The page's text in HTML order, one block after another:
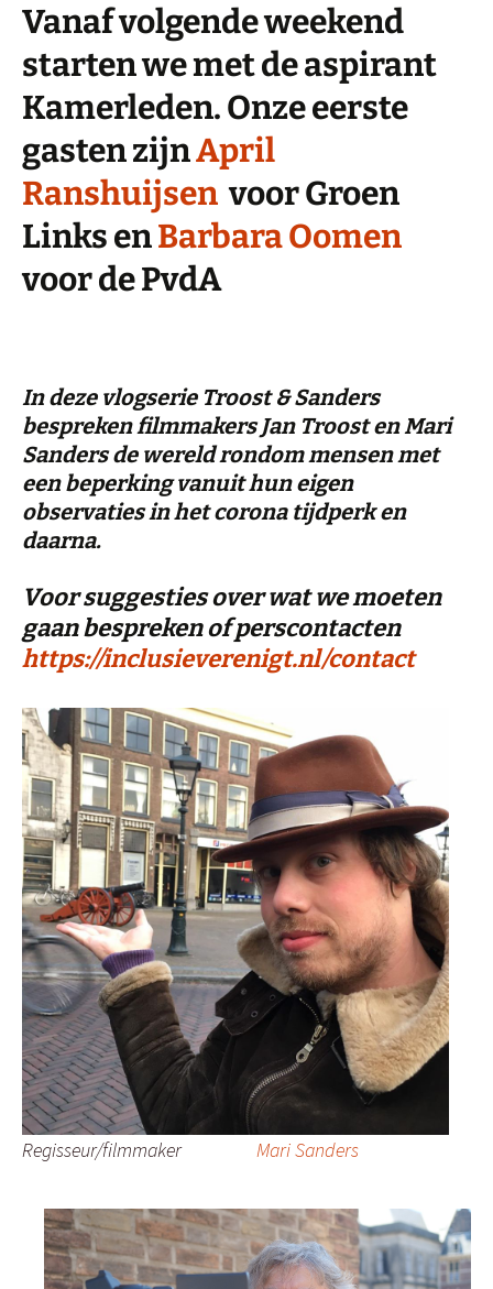
Vanaf volgende weekend
starten we met de aspirant
Kamerleden. Onze eerste
gasten zijnApril
Ranshuijsen voor Groen
Links enBarbara Oomen
voor de PvdA
In deze vlogserie Troost & Sanders
bespreken filmmakers Jan Troost en Mari
Sanders de wereld rondom mensen met
een beperking vanuit hun eigen
observaties in het corona tijdperk en
daarna.
Voor suggesties over wat we moeten
gaan bespreken of perscontacten
https://inclusieverenigt.nl/contact
Regisseur/filmmaker Mari Sanders